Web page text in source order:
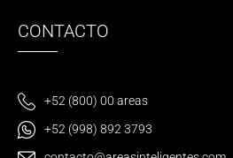
CONTACTO
+52 (800) 00 areas
+52 (998) 892 3793